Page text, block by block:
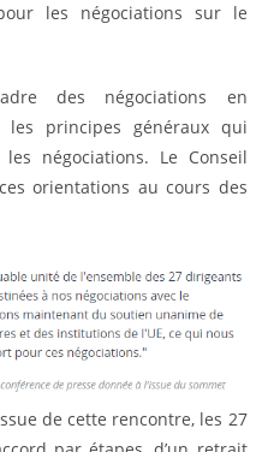
les négociations sur le
des négociations en
principes généraux qui
négociations. Le Conseil
orientations au cours des
de cette rencontre, les 27